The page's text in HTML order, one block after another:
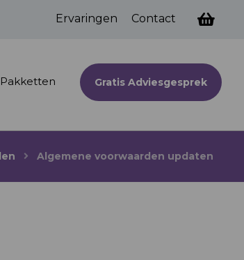
Contact
Ervaringen
Gratis Adviesgesprek
Pakketten
Algemene voorwaarden updaten